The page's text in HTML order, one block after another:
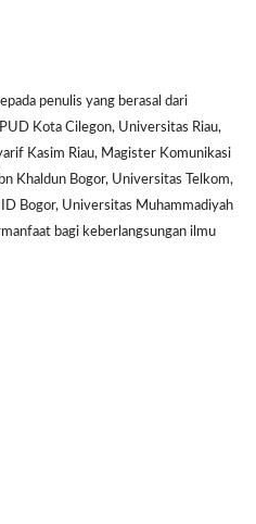
penulis yang berasal dari
Kota Cilegon, Universitas Riau,
Kasim Riau, Magister Komunikasi
Khaldun Bogor, Universitas Telkom,
Bogor, Universitas Muhammadiyah
bagi keberlangsungan ilmu